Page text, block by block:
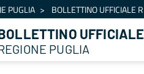
PUGLIA BOLLETTINO UFFICIALE
PUGLIA